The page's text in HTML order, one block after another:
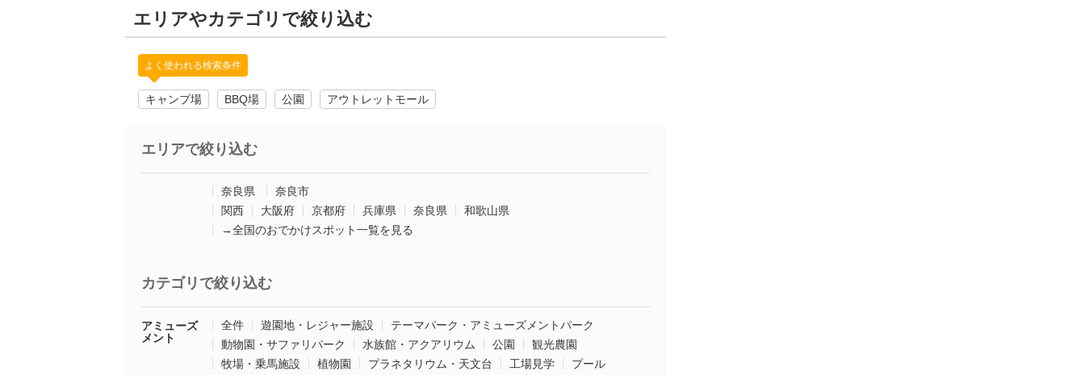
エリアやカテゴリで絞り込む
よく使われる検索条件
キャンプ場 BBQ場 公園 アウトレットモール
エリアで絞り込む
奈良県
奈良市
関西
大阪府 京都府 兵庫県 奈良県
和歌山県
→全国のおでかけスポット一覧を見る
カテゴリで絞り込む
アミューズ
メント
全件 遊園地・レジャー施設
テーマパーク・アミューズメントパーク
動物園・サファリパーク
水族館・アクアリウム 公園
観光農園
牧場・乗馬施設
植物園 プラネタリウム・天文台 工場見学 プール